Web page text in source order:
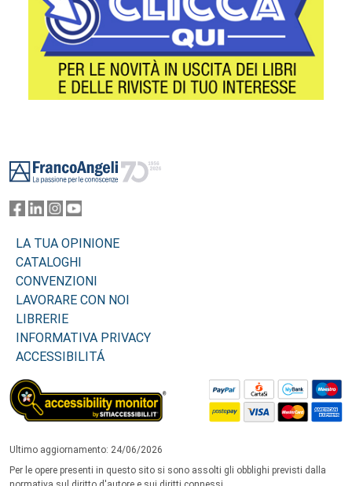
LA TUA OPINIONE
CATALOGHI
CONVENZIONI
LAVORARE CON NOI
LIBRERIE
INFORMATIVA PRIVACY
ACCESSIBILITÁ
Ultimo aggiornamento: 24/06/2026
Per le opere presenti in questo sito si sono assolti gli obblighi previsti dalla